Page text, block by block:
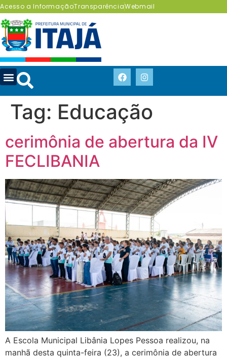
Acesso a InformaçãoTransparênciaWebmail
Tag: Educação
cerimônia de abertura da IV
FECLIBANIA
A Escola Municipal Libânia Lopes Pessoa realizou, na
manhã desta quinta-feira (23), a cerimônia de abertura